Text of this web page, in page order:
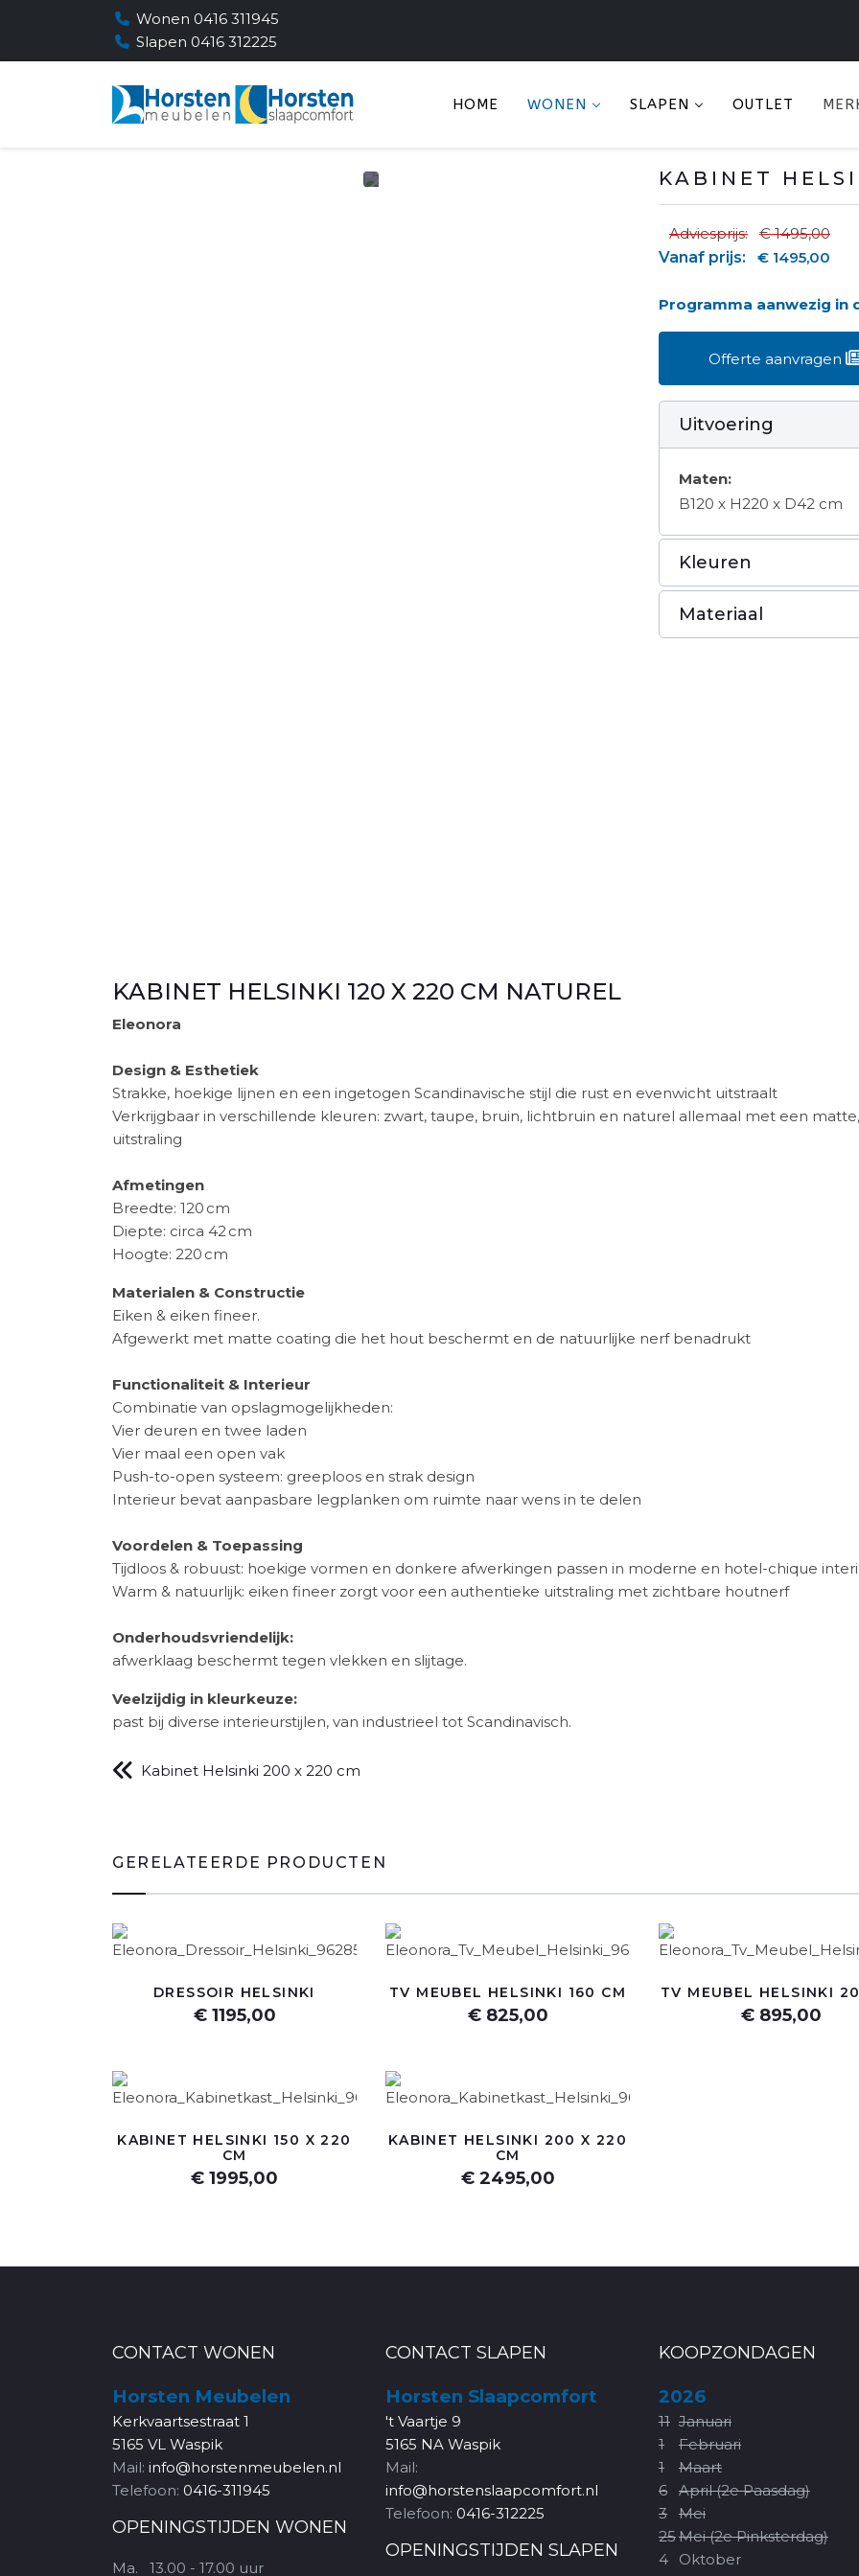
Wonen 0416 311945
Slapen 0416 312225
HOME WONEN SLAPEN OUTLET
KABINET
Adviesprijs:
€ 1495,00
Vanaf prijs:
€ 1495,00
Programma aanwezig in
Offerte aanvragen
Uitvoering
Maten:
B120 x H220 x D42 cm
Kleuren
Materiaal
KABINET HELSINKI 120 X 220 CM NATUREL
Eleonora
Design & Esthetiek
Strakke, hoekige lijnen en een ingetogen Scandinavische stijl die rust en evenwicht uitstraalt
Verkrijgbaar in verschillende kleuren: zwart, taupe, bruin, lichtbruin en naturel allemaal met een
uitstraling
Afmetingen
Breedte: 120 cm
Diepte: circa 42 cm
Hoogte: 220 cm
Materialen & Constructie
Eiken & eiken fineer.
Afgewerkt met matte coating die het hout beschermt en de natuurlijke nerf benadrukt
Functionaliteit & Interieur
Combinatie van opslagmogelijkheden:
Vier deuren en twee laden
Vier maal een open vak
Push-to-open systeem: greeploos en strak design
Interieur bevat aanpasbare legplanken om ruimte naar wens in te delen
Voordelen & Toepassing
Tijdloos & robuust: hoekige vormen en donkere afwerkingen passen in moderne en hotel-chique
Warm & natuurlijk: eiken fineer zorgt voor een authentieke uitstraling met zichtbare houtnerf
Onderhoudsvriendelijk:
afwerklaag beschermt tegen vlekken en slijtage.
Veelzijdig in kleurkeuze:
past bij diverse interieurstijlen, van industrieel tot Scandinavisch.
Kabinet Helsinki 200 x 220 cm
GERELATEERDE PRODUCTEN
DRESSOIR HELSINKI
€ 1195,00
TV MEUBEL HELSINKI 160 CM
€ 825,00
TV MEUBEL HELSINKI
€ 895,00
KABINET HELSINKI 150 X 220
CM
€ 1995,00
KABINET HELSINKI 200 X 220
CM
€ 2495,00
CONTACT WONEN
Horsten Meubelen
Kerkvaartsestraat 1
5165 VL Waspik
Mail: info@horstenmeubelen.nl
Telefoon: 0416-311945
OPENINGSTIJDEN WONEN
Ma. 13.00 - 17.00 uur
CONTACT SLAPEN
Horsten Slaapcomfort
't Vaartje 9
5165 NA Waspik
Mail:
info@horstenslaapcomfort.nl
Telefoon: 0416-312225
OPENINGSTIJDEN SLAPEN
KOOPZONDAGEN
2026
11 Januari
1
Februari
1
Maart
6
April (2e Paasdag)
3
Mei
25Mei (2e Pinksterdag)
4
Oktober